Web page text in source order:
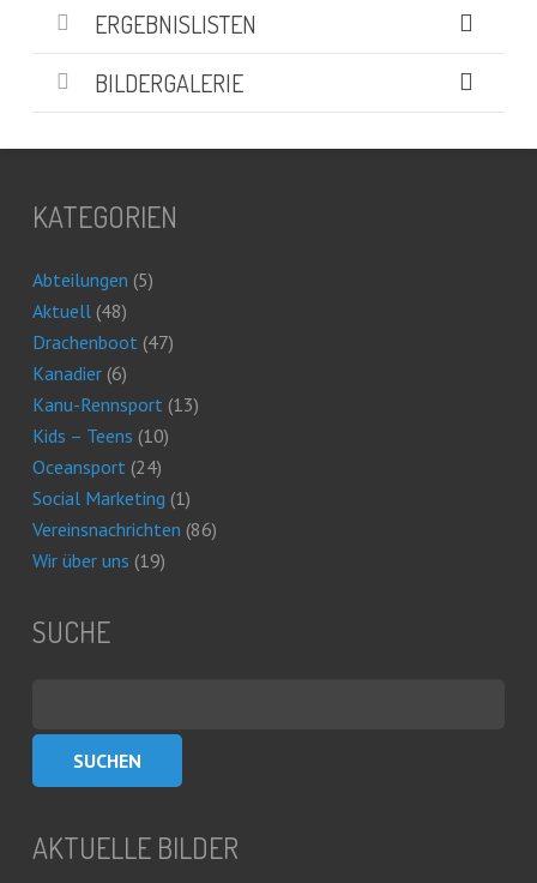
ERGEBNISLISTEN
BILDERGALERIE
KATEGORIEN
Abteilungen (5)
Aktuell(48)
Drachenboot(47)
Kanadier(6)
Kanu-Rennsport(13)
Kids – Teens (10)
Oceansport(24)
Social Marketing (1)
Vereinsnachrichten (86)
Wir über uns (19)
SUCHE
AKTUELLE BILDER